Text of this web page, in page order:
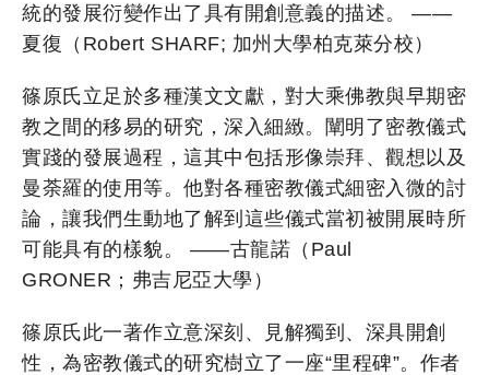
統的發展衍變作出了具有開創意義的描述。 ——
夏復（Robert SHARF; 加州大學柏克萊分校）
篠原氏立足於多種漢文文獻，對大乘佛教與早期密
教之間的移易的研究，深入細緻。闡明了密教儀式
實踐的發展過程，這其中包括形像崇拜、觀想以及
曼荼羅的使用等。他對各種密教儀式細密入微的討
論，讓我們生動地了解到這些儀式當初被開展時所
可能具有的樣貌。 ——古龍諾（Paul
GRONER；弗吉尼亞大學）
篠原氏此一著作立意深刻、見解獨到、深具開創
性，為密教儀式的研究樹立了一座“里程碑”。作者